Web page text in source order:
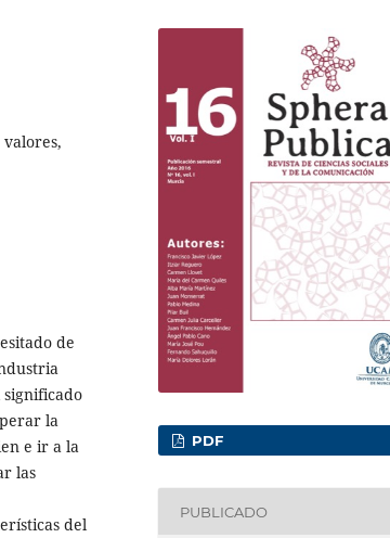
de
la
e ir a la
las
del
PDF
PUBLICADO